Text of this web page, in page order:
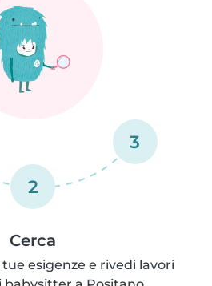
2
3
Cerca
esigenze e rivedi lavori